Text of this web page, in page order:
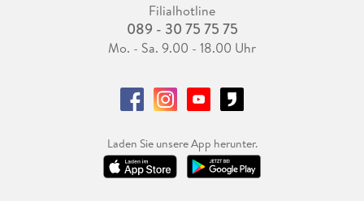
Filialhotline
089 - 30 75 75 75
Mo. - Sa. 9.00 - 18.00 Uhr
Laden Sie unsere App herunter.